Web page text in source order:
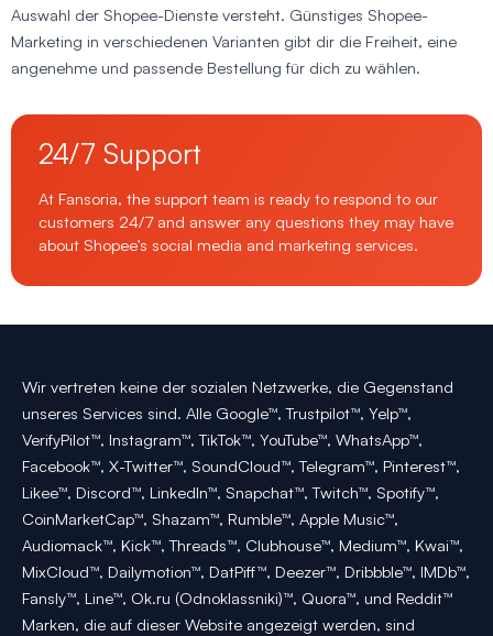
Auswahl der Shopee-Dienste versteht. Günstiges Shopee-
Marketing in verschiedenen Varianten gibt dir die Freiheit, eine
angenehme und passende Bestellung für dich zu wählen.
24/7 Support
At Fansoria, the support team is ready to respond to our
customers 24/7 and answer any questions they may have
about Shopee’s social media and marketing services.
Wir vertreten keine der sozialen Netzwerke, die Gegenstand
unseres Services sind. Alle Google™, Trustpilot™, Yelp™,
VerifyPilot™, Instagram™, TikTok™, YouTube™, WhatsApp™,
Facebook™, X-Twitter™, SoundCloud™, Telegram™, Pinterest™,
Likee™, Discord™, LinkedIn™, Snapchat™, Twitch™, Spotify™,
CoinMarketCap™, Shazam™, Rumble™, Apple Music™,
Audiomack™, Kick™, Threads™, Clubhouse™, Medium™, Kwai™,
MixCloud™, Dailymotion™, DatPiff™, Deezer™, Dribbble™, IMDb™,
Fansly™, Line™, Ok.ru (Odnoklassniki)™, Quora™, und Reddit™
Marken, die auf dieser Website angezeigt werden, sind